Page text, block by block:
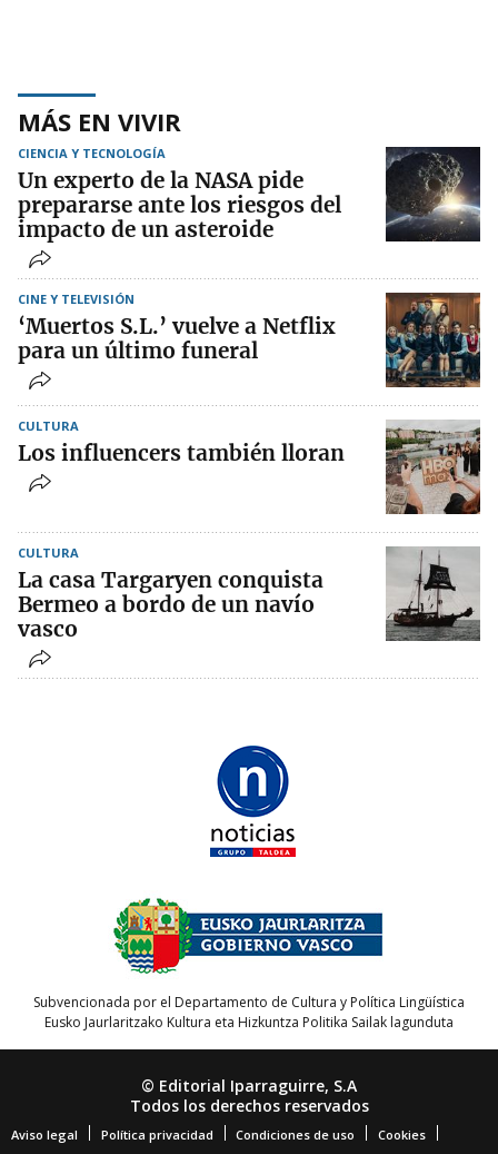
MÁS EN VIVIR
CIENCIA Y TECNOLOGÍA
Un experto de la NASA pide
prepararse ante los riesgos del
impacto de un asteroide
CINE Y TELEVISIÓN
‘Muertos S.L.’ vuelve a Netflix
para un último funeral
CULTURA
Los influencers también lloran
CULTURA
La casa Targaryen conquista
Bermeo a bordo de un navío
vasco
Subvencionada por el Departamento de Cultura y Política Lingüística
Eusko Jaurlaritzako Kultura eta Hizkuntza Politika Sailak lagunduta
© Editorial Iparraguirre, S.A
Todos los derechos reservados
Aviso legal Política privacidad Condiciones de uso Cookies